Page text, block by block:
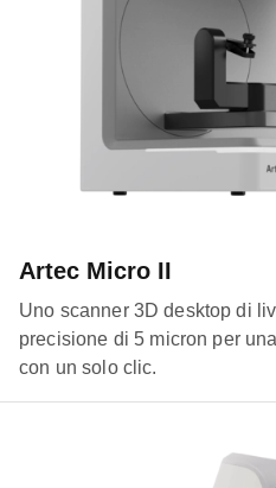
Artec Micro II
Uno scanner 3D desktop di
precisione di 5 micron per
con un solo clic.